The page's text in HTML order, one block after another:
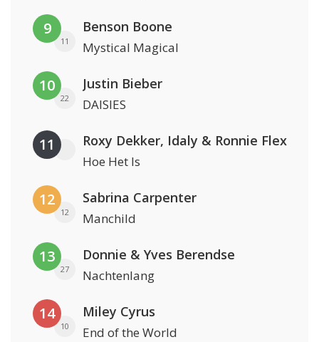
9
11
Benson Boone
Mystical Magical
10
22
Justin Bieber
DAISIES
11 Roxy Dekker, Idaly & Ronnie Flex
Hoe Het Is
12
12
Sabrina Carpenter
Manchild
13
27
Donnie & Yves Berendse
Nachtenlang
14
10
Miley Cyrus
End of the World